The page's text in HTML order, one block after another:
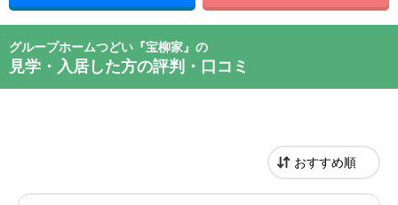
グループホームつどい『宝柳家』の
見学・入居した方の評判・口コミ